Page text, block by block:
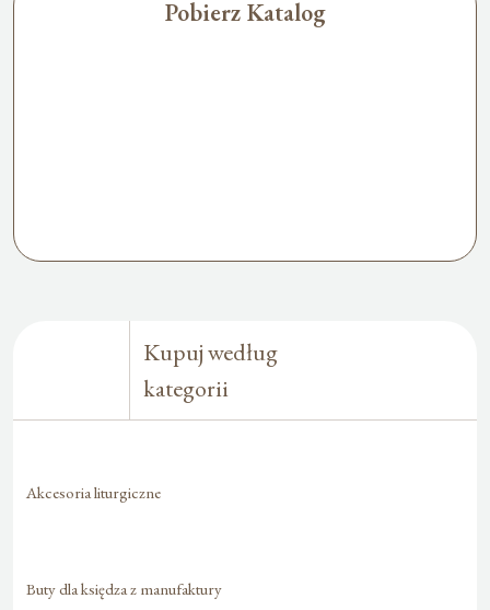
Pobierz Katalog
Kupuj według
kategorii
Akcesoria liturgiczne
Buty dla księdza z manufaktury